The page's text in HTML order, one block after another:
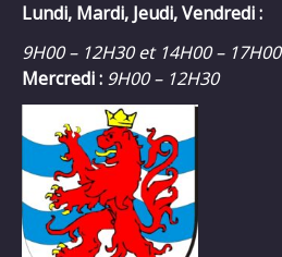
Lundi, Mardi, Jeudi, Vendredi :
9H00 – 12H30 et 14H00 – 17H00
Mercredi : 9H00 – 12H30